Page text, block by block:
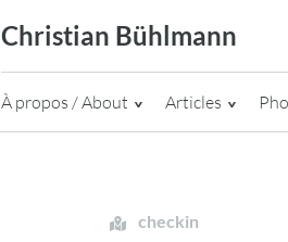
Christian Bühlmann
À propos / About Articles
checkin